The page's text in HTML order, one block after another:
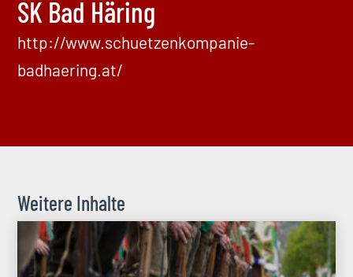
SK Bad Häring
http://www.schuetzenkompanie-
badhaering.at/
Weitere Inhalte